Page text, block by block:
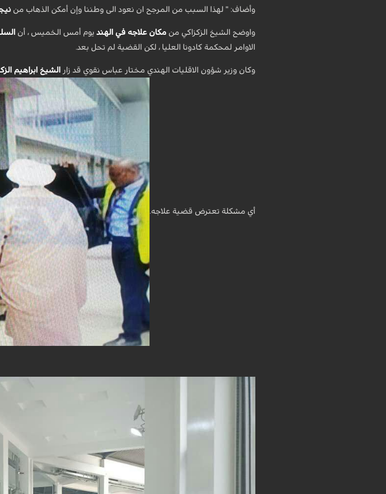
وأضاف: " لهذا السبب من المرجح ان نعود الى وطننا وإن أمكن الذهاب من
واوضح الشيخ الزكزاكي من مكان علاجه في الهنديوم أمس الخميس ، أن
الاوامر لمحكمة كادونا العليا ، لكن القضية لم تحل بعد.
وكان وزير شؤون الاقليات الهندي مختار عباس نقوي قد زار الشيخ ابراهيم
أي مشكلة تعترض قضية علاجه.